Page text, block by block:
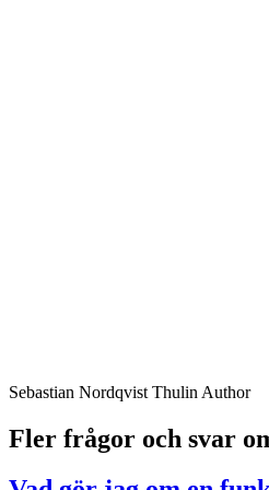
Sebastian Nordqvist Thulin Author
Fler frågor och svar